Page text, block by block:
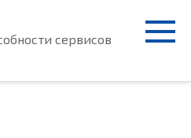
сервисов